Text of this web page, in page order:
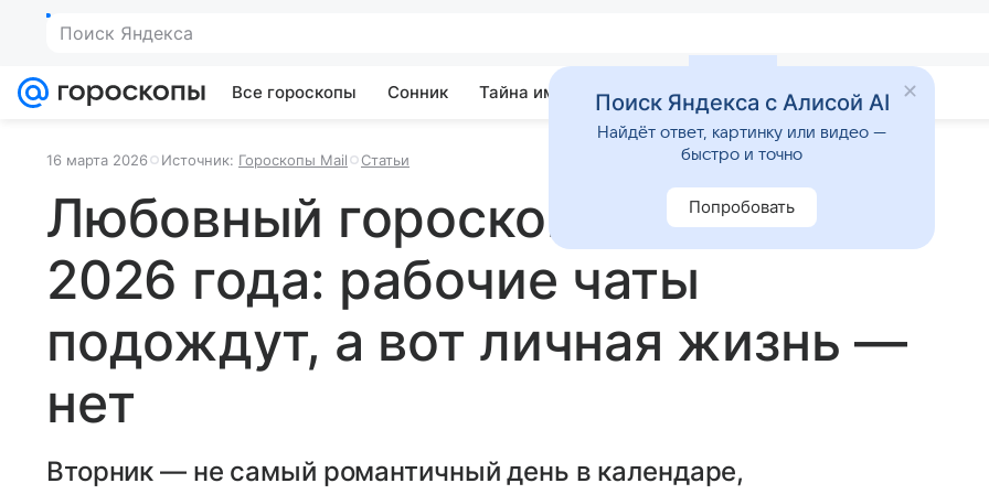
Поиск Яндекса
Все гороскопы Сонник Тайна имени Гадания Приметы
16 марта 2026 Источник: Гороскопы Mail Статьи
Любовный гороскоп на 17 марта
2026 года: рабочие чаты
подождут, а вот личная жизнь —
нет
Вторник — не самый романтичный день в календаре,
Поиск Яндекса с Алисой AI
Найдёт ответ, картинку или видео —
быстро и точно
Попробовать